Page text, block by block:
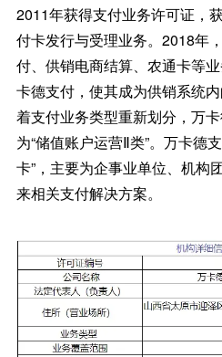
2011年获得支付业务许可证，
付卡发行与受理业务。2018年
付、供销电商结算、农通卡等
卡德支付，使其成为供销系统
着支付业务类型重新划分，万
为“储值账户运营Ⅱ类”。万卡德
卡”，主要为企事业单位、机构
来相关支付解决方案。